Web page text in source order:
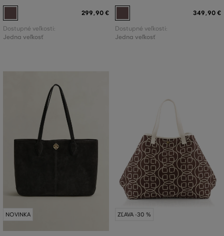
299,90 €
Dostupné veľkosti:
Jedna veľkosť
349,90 €
Dostupné veľkosti:
Jedna veľkosť
NOVINKA ZĽAVA -30 %